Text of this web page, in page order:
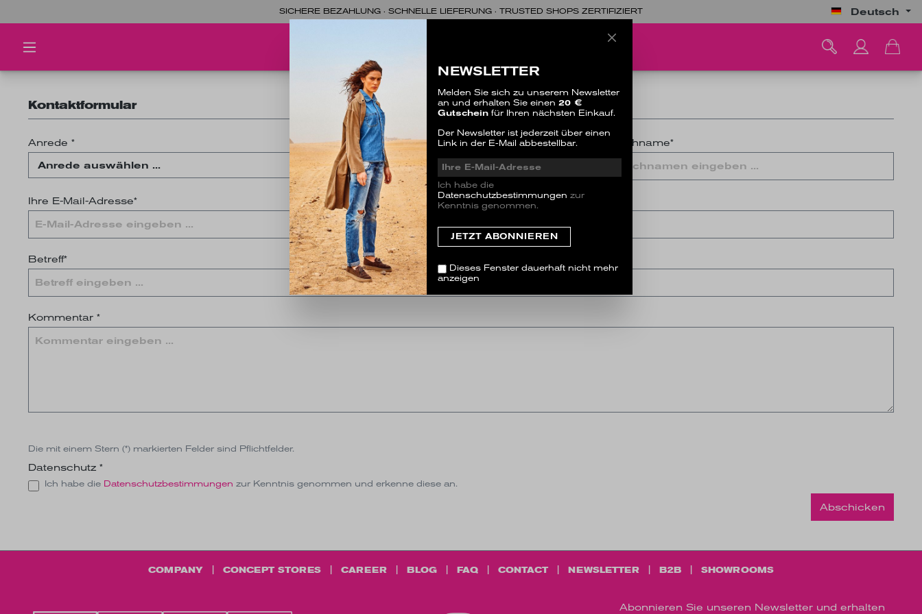
SICHERE BEZAHLUNG · SCHNELLE LIEFERUNG · TRUSTED SHOPS ZERTIFIZIERT Deutsch
Kontaktformular
Anrede * Vorname* Nachname*
Ihre E-Mail-Adresse* Telefon*
Betreff*
Kommentar *
Die mit einem Stern (*) markierten Felder sind Pflichtfelder.
Datenschutz *
Ich habe die Datenschutzbestimmungen zur Kenntnis genommen und erkenne diese an.
Abschicken
COMPANY CONCEPT STORES CAREER BLOG FAQ CONTACT NEWSLETTER B2B SHOWROOMS
Abonnieren Sie unseren Newsletter und erhalten
NEWSLETTER
Melden Sie sich zu unserem Newsletter
an und erhalten Sie einen 20 €
Gutschein für Ihren nächsten Einkauf.
Der Newsletter ist jederzeit über einen
Link in der E-Mail abbestellbar.
Ich habe die
Datenschutzbestimmungen zur
Kenntnis genommen.
Dieses Fenster dauerhaft nicht mehr
anzeigen